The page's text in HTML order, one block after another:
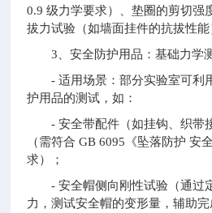
0.9 级力学要求）、垫圈的剪切强
拔力试验（如墙面挂件的抗拔性能
3、安全防护用品：基础力学
- 适用场景：部分实验室可利
护用品的测试，如：
- 安全带配件（如挂钩、织带
（需符合 GB 6095《坠落防护 安
求）；
- 安全帽侧向刚性试验（通过
力，测试安全帽的变形量，辅助